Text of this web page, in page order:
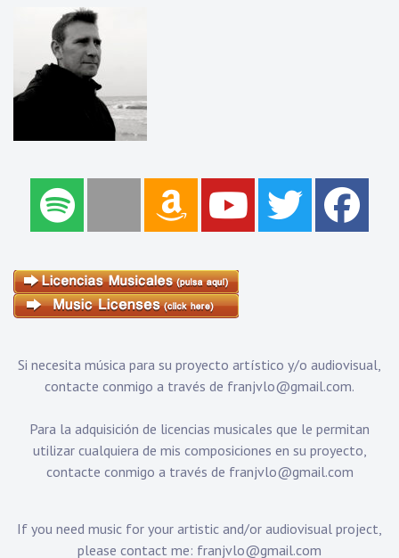
Si necesita música para su proyecto artístico y/o audiovisual,
contacte conmigo a través de franjvlo@gmail.com.
Para la adquisición de licencias musicales que le permitan
utilizar cualquiera de mis composiciones en su proyecto,
contacte conmigo a través de franjvlo@gmail.com
If you need music for your artistic and/or audiovisual project,
please contact me: franjvlo@gmail.com